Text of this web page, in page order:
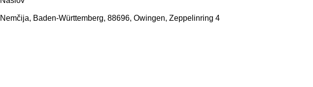
Nemčija, Baden-Württemberg, 88696, Owingen, Zeppelinring 4